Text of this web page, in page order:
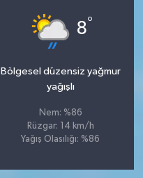
8°
Bölgesel düzensiz yağmur
yağışlı
Nem: %86
Rüzgar: 14 km/h
Yağış Olasılığı: %86